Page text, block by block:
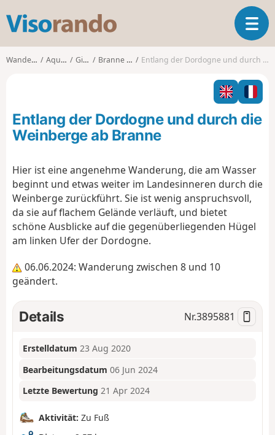
s
o
o
T
o
l
n
a
a
t
n
Wanderungen Aquitanien Gironde Branne (Gironde) Entlang der Dordogne und durch die Weinberge ab Branne
Entlang der Dordogne und durch die
Weinberge ab Branne
Hier ist eine angenehme Wanderung, die am Wasser
beginnt und etwas weiter im Landesinneren durch die
Weinberge zurückführt. Sie ist wenig anspruchsvoll,
da sie auf flachem Gelände verläuft, und bietet
schöne Ausblicke auf die gegenüberliegenden Hügel
am linken Ufer der Dordogne.
06.06.2024: Wanderung zwischen 8 und 10
geändert.
Details Nr.3895881
Erstelldatum 23 Aug 2020
Bearbeitungsdatum 06 Jun 2024
Letzte Bewertung 21 Apr 2024
Aktivität: Zu Fuß